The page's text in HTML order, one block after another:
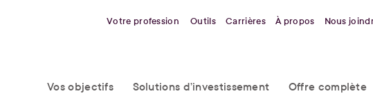
Votre profession Outils Carrières À propos Nous
Vos objectifs Solutions d’investissement Offre complète